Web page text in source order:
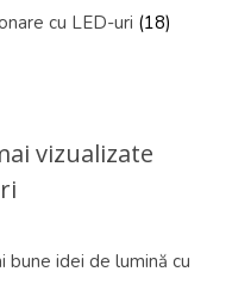
cu LED-uri (18)
vizualizate
bune idei de lumină cu